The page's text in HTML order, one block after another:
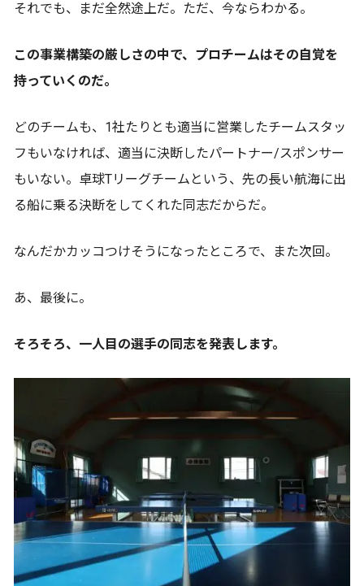
それでも、まだ全然途上だ。ただ、今ならわかる。
この事業構築の厳しさの中で、プロチームはその自覚を
持っていくのだ。
どのチームも、1社たりとも適当に営業したチームスタッ
フもいなければ、適当に決断したパートナー/スポンサー
もいない。卓球Tリーグチームという、先の長い航海に出
る船に乗る決断をしてくれた同志だからだ。
なんだかカッコつけそうになったところで、また次回。
あ、最後に。
そろそろ、一人目の選手の同志を発表します。